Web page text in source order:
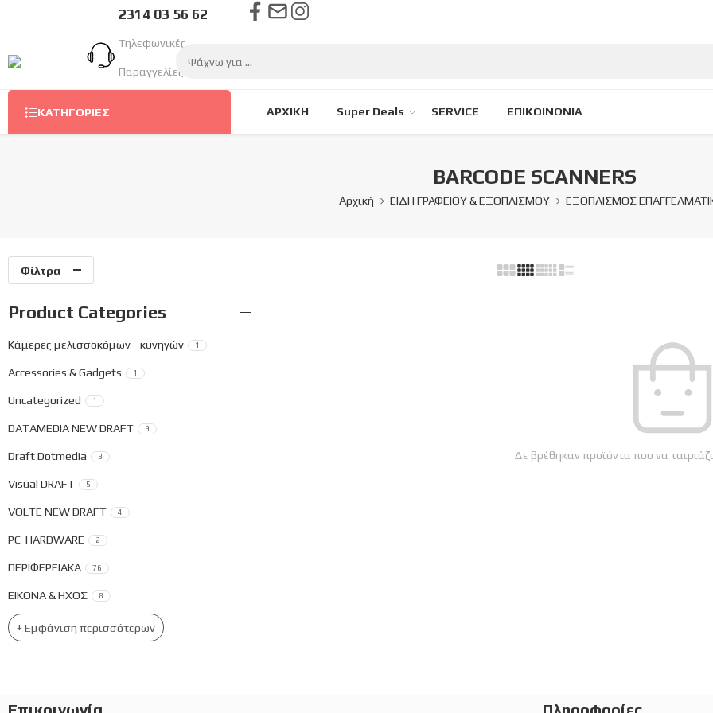
2314 03 56 62
Τηλεφωνικές
Παραγγελίες Στον
ΚΑΤΗΓΟΡΊΕΣ ΑΡΧΙΚΗ Super Deals SERVICE ΕΠΙΚΟΙΝΩΝΙΑ
BARCODE SCANNERS
Αρχική ΕΙΔΗ ΓΡΑΦΕΙΟΥ & ΕΞΟΠΛΙΣΜΟΥ ΕΞΟΠΛΙΣΜΟΣ
Φίλτρα
Δε βρέθηκαν προϊόντα που να
Product Categories
Κάμερες μελισσοκόμων - κυνηγών 1
Accessories & Gadgets 1
Uncategorized 1
DATAMEDIA NEW DRAFT 9
Draft Dotmedia 3
Visual DRAFT 5
VOLTE NEW DRAFT 4
PC-HARDWARE 2
ΠΕΡΙΦΕΡΕΙΑΚΑ 76
ΕΙΚΟΝΑ & ΗΧΟΣ 8
+ Εμφάνιση περισσότερων
Επικοινωνία Πληροφορίες